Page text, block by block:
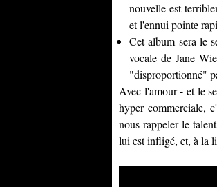
nouvelle est
et l'ennui pointe
Cet album sera le
vocale deJane
"disproportionné"
Avec l'amour - et le
hyper commerciale,
nous rappeler le
lui est infligé, et, à la